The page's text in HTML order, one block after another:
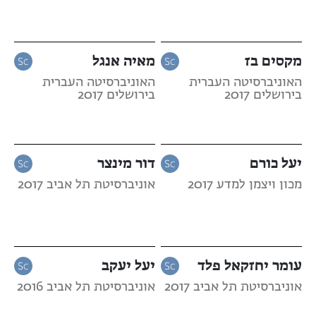
מקסים בז
האוניברסיטה העברית
בירושלים 2017
מאיה אנגל
האוניברסיטה העברית
בירושלים 2017
יעל כורם
מכון ויצמן למדע 2017
דור מינצר
אוניברסיטת תל אביב 2017
עומר יחזקאל פלד
אוניברסיטת תל אביב 2017
יעל יעקב
אוניברסיטת תל אביב 2016